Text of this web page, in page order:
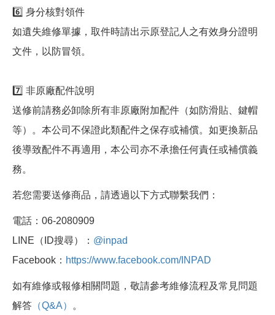
6️⃣ 身分核對領件
如遺失維修單據，取件時請出示原登記人之有效身分證明
文件，以防冒領。
7️⃣ 非原廠配件說明
送修前請務必卸除所有非原廠附加配件（如防滑貼、鍵帽
等）。本公司不保證此類配件之保存或補償。如更換新品
後導致配件不再適用，本公司亦不承擔任何責任或補償義
務。
若您需要送修商品，請透過以下方式聯繫我們：
電話：06-2080909
LINE（ID搜尋）： @inpad
Facebook： https://www.facebook.com/INPAD
如有維修或報修相關問題，敬請參考維修流程及常見問題
解答 （Q&A） 。